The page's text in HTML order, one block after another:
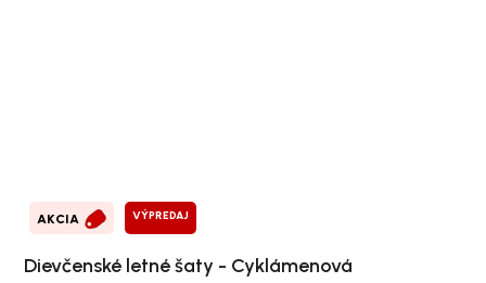
AKCIA VÝPREDAJ
Dievčenské letné šaty - Cyklámenová